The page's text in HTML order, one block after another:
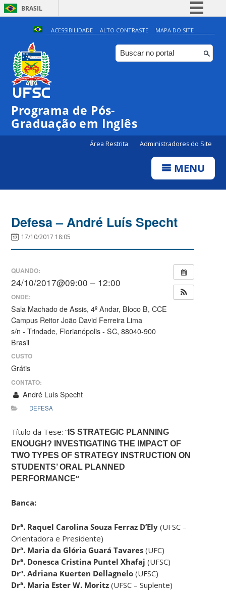
BRASIL
Simplifique!
Comunica BR
Participe
ACESSIBILIDADE ALTO CONTRASTE MAPA DO SITE
Programa de Pós-
Graduação em Inglês
Área Restrita Administradores do Site
MENU
Defesa – André Luís Specht
17/10/2017 18:05
QUANDO:
24/10/2017@09:00 – 12:00
ONDE:
Sala Machado de Assis, 4º Andar, Bloco B, CCE
Campus Reitor João David Ferreira Lima
s/n - Trindade, Florianópolis - SC, 88040-900
Brasil
CUSTO
Grátis
CONTATO:
André Luís Specht
DEFESA
Título da Tese: “ IS STRATEGIC PLANNING
ENOUGH? INVESTIGATING THE IMPACT OF
TWO TYPES OF STRATEGY INSTRUCTION ON
STUDENTS’ ORAL PLANNED
PERFORMANCE“
Banca:
Drª. Raquel Carolina Souza Ferraz D’Ely(UFSC –
Orientadora e Presidente)
Drª. Maria da Glória Guará Tavares (UFC)
Drª. Donesca Cristina Puntel Xhafaj (UFSC)
Drª. Adriana Kuerten Dellagnelo(UFSC)
Drª. Maria Ester W. Moritz(UFSC – Suplente)